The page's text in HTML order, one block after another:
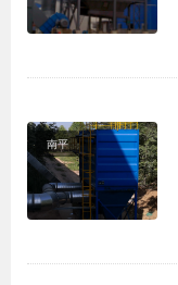
南平